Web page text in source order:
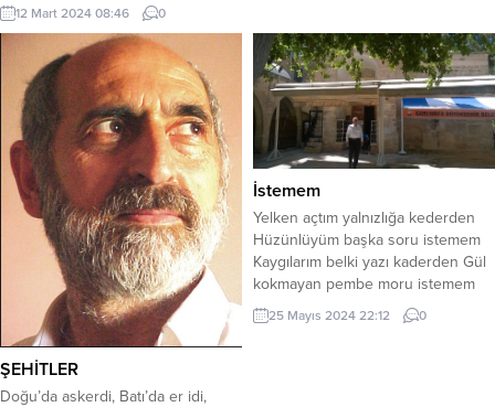
arkadaşı vardı.. Araları çok iyi
olmasada anlaşırdı”lar henüz ikiside
çocuk yaştaydı”lar Haluk’la yanlız
dişarda okul’da oynar, vakit
gecirirlerdi.. Herikisininde dersleri,
çok güzeldi.. Aileler, ilgiliydi, arasıra
yolda rastlaşırlardı.. Birgün yine
günlerden bir gün...
12 Mart 2024 08:46 0
ŞEHİTLER
Doğu’da askerdi, Batı’da er idi,
İstemem
Yelken açtım yalnızlığa kederden
Hüzünlüyüm başka soru istemem
Kaygılarım belki yazı kaderden Gül
kokmayan pembe moru istemem
*** İzzet nerde kelimeler pek arsız
Müntesipler ıstırapsız duyarsız Saat
25 Mayıs 2024 22:12 0